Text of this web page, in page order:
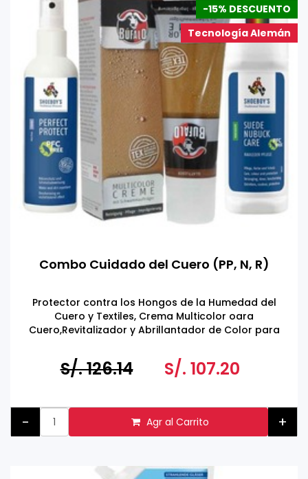
-15% DESCUENTO
Tecnología Alemán
Combo Cuidado del Cuero (PP, N, R)
Protector contra los Hongos de la Humedad del
Cuero y Textiles, Crema Multicolor oara
Cuero,Revitalizador y Abrillantador de Color para
S/. 126.14 S/. 107.20
- Agr al Carrito +